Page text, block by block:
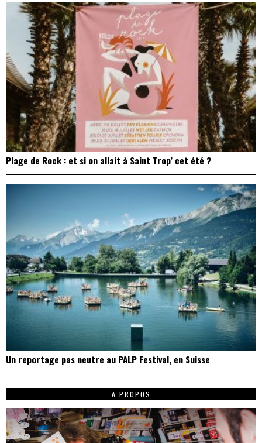
Plage de Rock : et si on allait à Saint Trop’ cet été ?
Un reportage pas neutre au PALP Festival, en Suisse
A PROPOS